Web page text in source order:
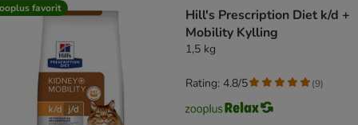
favorit
Hill's Prescription Diet k/d +
Mobility Kylling
1,5 kg
Rating: 4.8/5 (9)